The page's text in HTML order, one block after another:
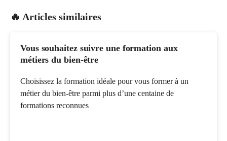
🔥 Articles similaires
Vous souhaitez suivre une formation aux
métiers du bien-être
Choisissez la formation idéale pour vous former à un
métier du bien-être parmi plus d’une centaine de
formations reconnues